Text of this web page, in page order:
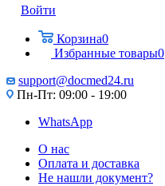
Войти
Корзина0
Избранные товары0
support@docmed24.ru
Пн-Пт: 09:00 - 19:00
WhatsApp
О нас
Оплата и доставка
Не нашли документ?